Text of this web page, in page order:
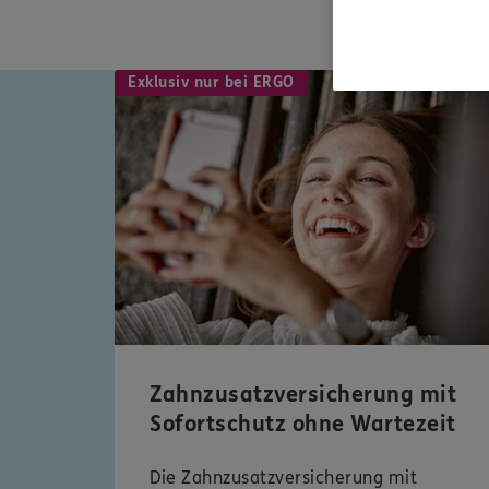
Exklusiv nur bei ERGO
Zahnzusatzversicherung mit
Sofortschutz ohne Wartezeit
Die Zahnzusatzversicherung mit